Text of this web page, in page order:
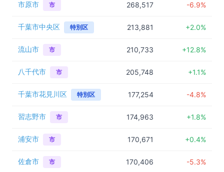
市原市 市 268,517 -6.9%
千葉市中央区 特別区 213,881 +2.0%
流山市 市 210,733 +12.8%
八千代市 市 205,748 +1.1%
千葉市花見川区 特別区 177,254 -4.8%
習志野市 市 174,963 +1.8%
浦安市 市 170,671 +0.4%
佐倉市 市 170,406 -5.3%